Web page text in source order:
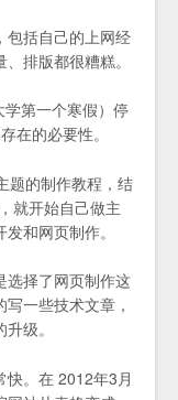
包括自己的上网经
排版都很糟糕。
第一个寒假）停
在的必要性。
题的制作教程，结
就开始自己做主
和网页制作。
选择了网页制作这
一些技术文章，
级。
快。在 2012年3月